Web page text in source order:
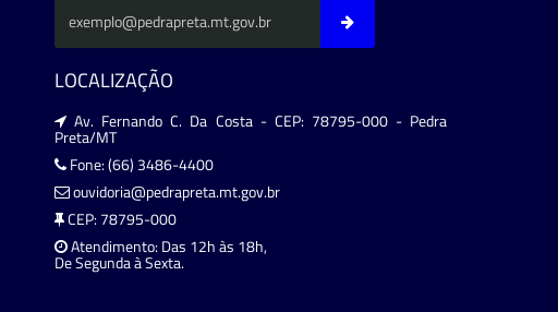
LOCALIZAÇÃO
Av. Fernando C. Da Costa - CEP: 78795-000 - Pedra
Preta/MT
Fone: (66) 3486-4400
ouvidoria@pedrapreta.mt.gov.br
CEP: 78795-000
Atendimento: Das 12h às 18h,
De Segunda à Sexta.